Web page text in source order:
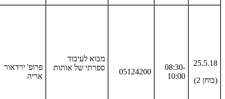
25.5.18
(בוחן 2)
08:30-
10:00
05124200
מבוא לעיבוד
ספרתי של אותות
פרופ' ירדאור
אריה